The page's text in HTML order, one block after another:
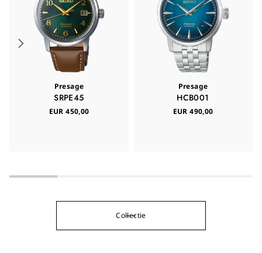
Presage
SRPE45
EUR 450,00
Presage
HCB001
EUR 490,00
Collectie